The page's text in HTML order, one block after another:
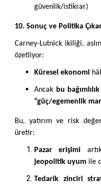
güvenlik/istikrar)
10. Sonuç ve Politika
Carney-Lutnick ikiliği,
özetliyor:
Küresel ekonomi
Ancak bu
“güç/egemenlik
Bu, yatırım ve risk
üretir:
Pazar erişimi
jeopolitik uyum ile
Tedarik zinciri